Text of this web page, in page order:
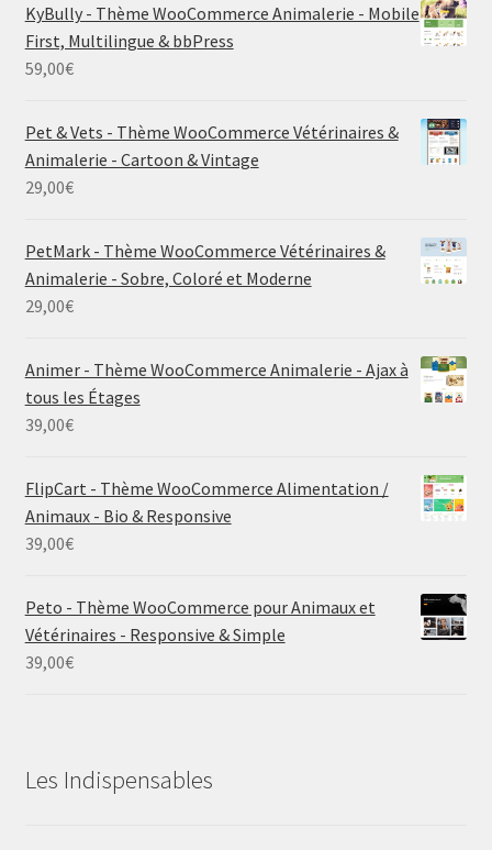
KyBully - Thème WooCommerce Animalerie - Mobile
First, Multilingue & bbPress
59,00€
Pet & Vets - Thème WooCommerce Vétérinaires &
Animalerie - Cartoon & Vintage
29,00€
PetMark - Thème WooCommerce Vétérinaires &
Animalerie - Sobre, Coloré et Moderne
29,00€
Animer - Thème WooCommerce Animalerie - Ajax à
tous les Étages
39,00€
FlipCart - Thème WooCommerce Alimentation /
Animaux - Bio & Responsive
39,00€
Peto - Thème WooCommerce pour Animaux et
Vétérinaires - Responsive & Simple
39,00€
Les Indispensables